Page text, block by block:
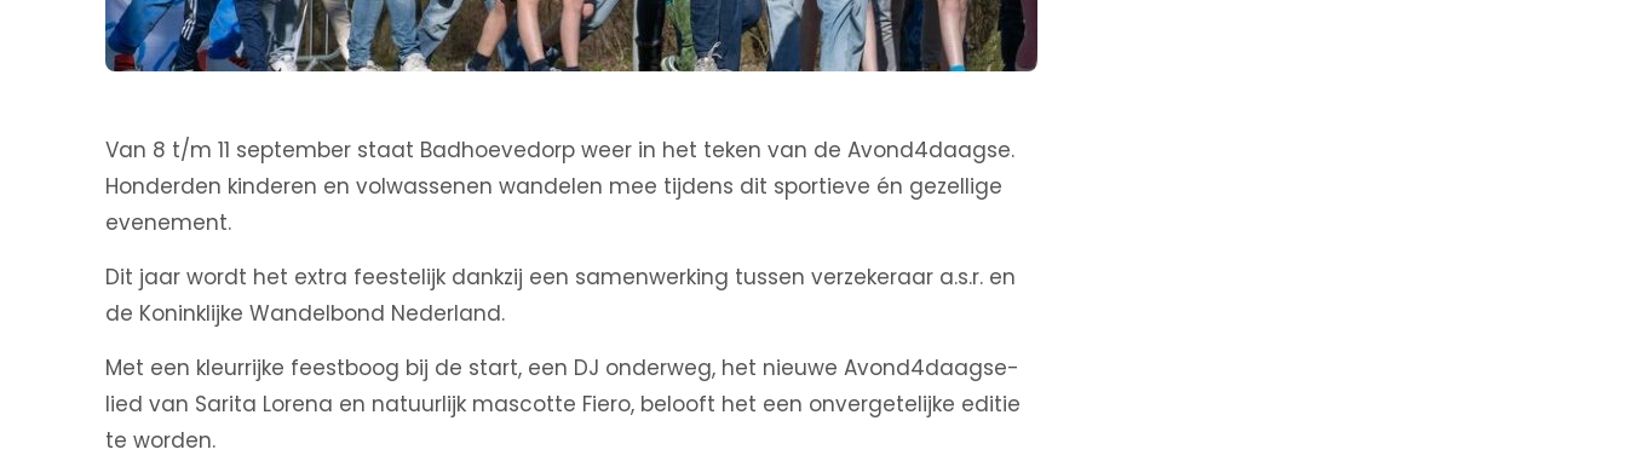
Van 8 t/m 11 september staat Badhoevedorp weer in het teken van de Avond4daagse.
Honderden kinderen en volwassenen wandelen mee tijdens dit sportieve én gezellige
evenement.
Dit jaar wordt het extra feestelijk dankzij een samenwerking tussen verzekeraar a.s.r. en
de Koninklijke Wandelbond Nederland.
Met een kleurrijke feestboog bij de start, een DJ onderweg, het nieuwe Avond4daagse-
lied van Sarita Lorena en natuurlijk mascotte Fiero, belooft het een onvergetelijke editie
te worden.